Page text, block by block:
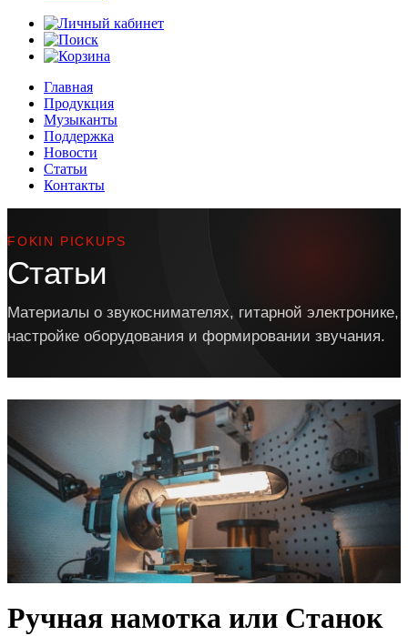
Главная
Продукция
Музыканты
Поддержка
Новости
Статьи
Контакты
FOKIN PICKUPS
Статьи
Материалы о звукоснимателях, гитарной электронике,
настройке оборудования и формировании звучания.
Ручная намотка или Станок